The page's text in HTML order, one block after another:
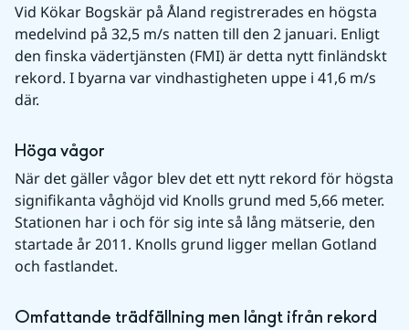
Vid Kökar Bogskär på Åland registrerades en högsta
medelvind på 32,5 m/s natten till den 2 januari. Enligt
den finska vädertjänsten (FMI) är detta nytt finländskt
rekord. I byarna var vindhastigheten uppe i 41,6 m/s
där.
Höga vågor
När det gäller vågor blev det ett nytt rekord för högsta
signifikanta våghöjd vid Knolls grund med 5,66 meter.
Stationen har i och för sig inte så lång mätserie, den
startade år 2011. Knolls grund ligger mellan Gotland
och fastlandet.
Omfattande trädfällning men långt ifrån rekord